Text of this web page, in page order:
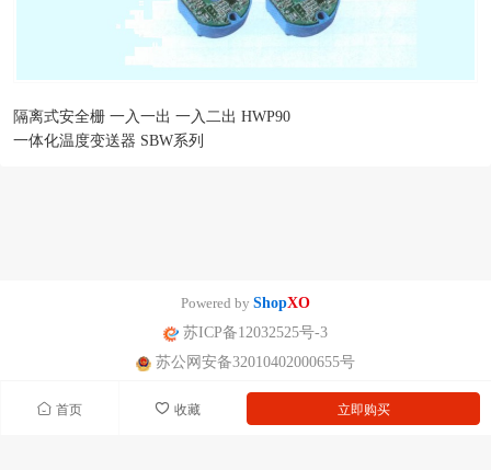
首页 收藏 立即购买
隔离式安全栅 一入一出 一入二出 HWP90
一体化温度变送器 SBW系列
Powered by ShopXO
苏ICP备12032525号-3
苏公网安备32010402000655号